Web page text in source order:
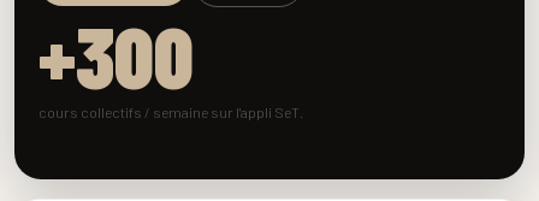
+300
cours collectifs / semaine sur l'appli SeT.